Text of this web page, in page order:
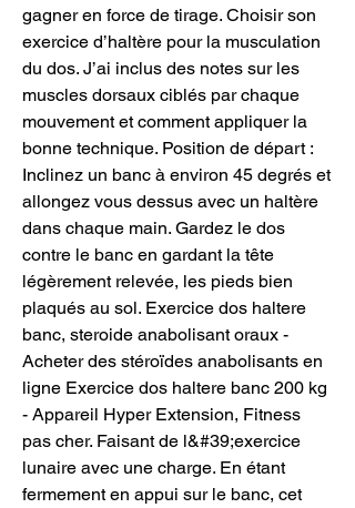
gagner en force de tirage. Choisir son
exercice d’haltère pour la musculation
du dos. J’ai inclus des notes sur les
muscles dorsaux ciblés par chaque
mouvement et comment appliquer la
bonne technique. Position de départ :
Inclinez un banc à environ 45 degrés et
allongez vous dessus avec un haltère
dans chaque main. Gardez le dos
contre le banc en gardant la tête
légèrement relevée, les pieds bien
plaqués au sol. Exercice dos haltere
banc, steroide anabolisant oraux -
Acheter des stéroïdes anabolisants en
ligne Exercice dos haltere banc 200 kg
- Appareil Hyper Extension, Fitness
pas cher. Faisant de l&#39;exercice
lunaire avec une charge. En étant
fermement en appui sur le banc, cet